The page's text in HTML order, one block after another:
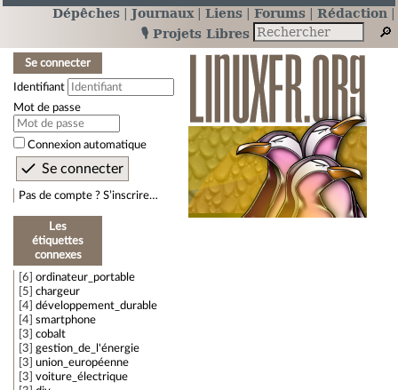
Dépêches Journaux Liens Forums
Rédaction
🎙️ Projets Libres
Se connecter
Identifiant
Mot de passe
Connexion automatique
Pas de compte ? S’inscrire…
Les
étiquettes
connexes
6
ordinateur_portable
5
chargeur
4
développement_durable
4
smartphone
3
cobalt
3
gestion_de_l'énergie
3
union_européenne
3
voiture_électrique